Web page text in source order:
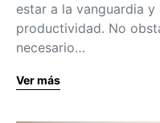
estar a la vanguardia
productividad. No
necesario…
Ver más